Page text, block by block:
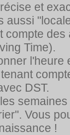
et
aussi
compte
Time).
DST.
Vous
!